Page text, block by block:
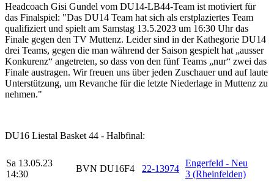
Headcoach Gisi Gundel vom DU14-LB44-Team ist motiviert für
das Finalspiel: "Das DU14 Team hat sich als erstplaziertes Team
qualifiziert und spielt am Samstag 13.5.2023 um 16:30 Uhr das
Finale gegen den TV Muttenz. Leider sind in der Kathegorie DU14
drei Teams, gegen die man während der Saison gespielt hat „ausser
Konkurenz“ angetreten, so dass von den fünf Teams „nur“ zwei das
Finale austragen. Wir freuen uns über jeden Zuschauer und auf laute
Unterstützung, um Revanche für die letzte Niederlage in Muttenz zu
nehmen."
DU16 Liestal Basket 44 - Halbfinal:
Sa 13.05.23
14:30
BVN DU16F4 22-13974
Engerfeld - Neu
3 (Rheinfelden)